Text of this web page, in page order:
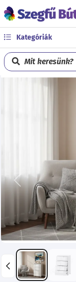
Kategóriák
Mit keresünk?
Előző